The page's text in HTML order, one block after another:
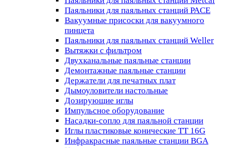
Паяльники для паяльных станций PACE
Вакуумные присоски для вакуумного
пинцета
Паяльники для паяльных станций Weller
Вытяжки с фильтром
Двухканальные паяльные станции
Демонтажные паяльные станции
Держатели для печатных плат
Дымоуловители настольные
Дозирующие иглы
Импульсное оборудование
Насадки-сопло для паяльной станции
Иглы пластиковые конические TT 16G
Инфракрасные паяльные станции BGA